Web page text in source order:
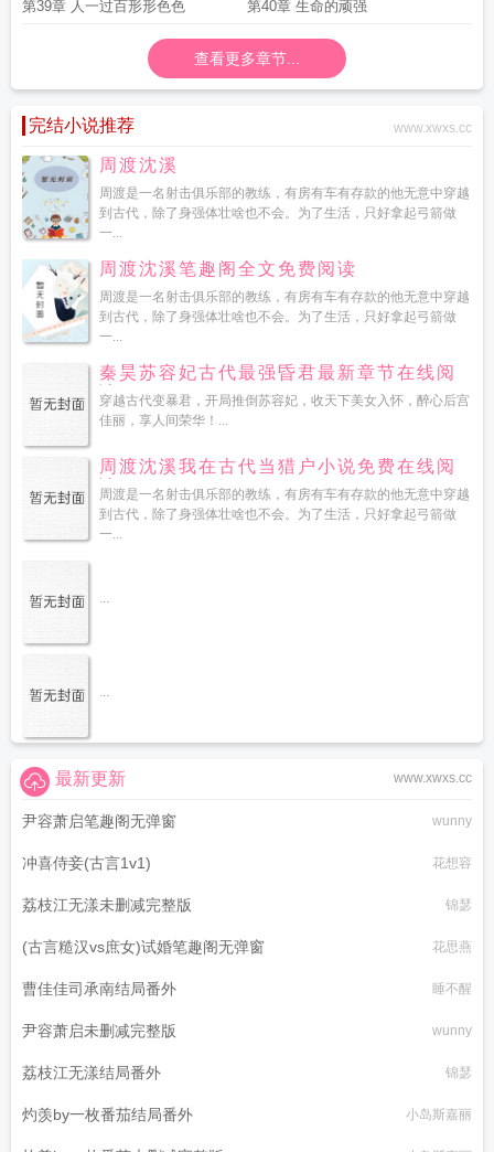
第39章 人一过百形形色色 第40章 生命的顽强
查看更多章节...
完结小说推荐 www.xwxs.cc
周渡沈溪
周渡是一名射击俱乐部的教练，有房有车有存款的他无意中穿越
到古代，除了身强体壮啥也不会。为了生活，只好拿起弓箭做
一...
周渡沈溪笔趣阁全文免费阅读
周渡是一名射击俱乐部的教练，有房有车有存款的他无意中穿越
到古代，除了身强体壮啥也不会。为了生活，只好拿起弓箭做
一...
秦昊苏容妃古代最强昏君最新章节在线阅
读
穿越古代变暴君，开局推倒苏容妃，收天下美女入怀，醉心后宫
佳丽，享人间荣华！...
周渡沈溪我在古代当猎户小说免费在线阅
读
周渡是一名射击俱乐部的教练，有房有车有存款的他无意中穿越
到古代，除了身强体壮啥也不会。为了生活，只好拿起弓箭做
一...
...
...
www.xwxs.cc
最新更新
尹容萧启笔趣阁无弹窗 wunny
冲喜侍妾(古言1v1) 花想容
荔枝江无漾未删减完整版 锦瑟
(古言糙汉vs庶女)试婚笔趣阁无弹窗 花思燕
曹佳佳司承南结局番外 睡不醒
尹容萧启未删减完整版 wunny
荔枝江无漾结局番外 锦瑟
灼羡by一枚番茄结局番外 小岛斯嘉丽